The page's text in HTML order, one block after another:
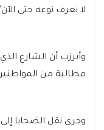
لا نعرف نوعه حتى
وأبرزت أن الشارع
مطالبة من
وجرى نقل الضحايا